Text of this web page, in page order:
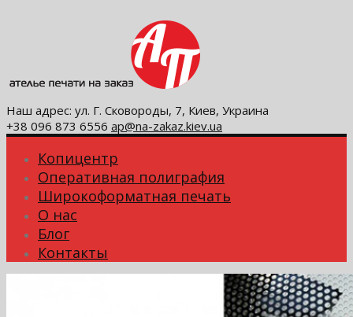
Наш адрес: ул. Г. Сковороды, 7, Киев, Украина
+38 096 873 6556 ap@na-zakaz.kiev.ua
Копицентр
Оперативная полиграфия
Широкоформатная печать
О нас
Блог
Контакты